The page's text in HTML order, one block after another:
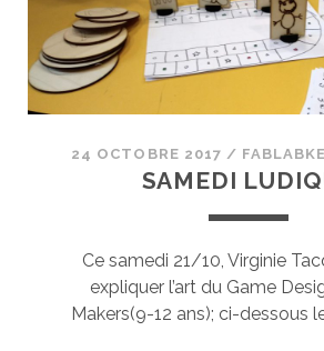
24 OCTOBRE 2017 / FABLABKE
SAMEDI
Ce samedi 21/10, Virginie
expliquer l’art du Game
Makers(9-12 ans); ci-dessous